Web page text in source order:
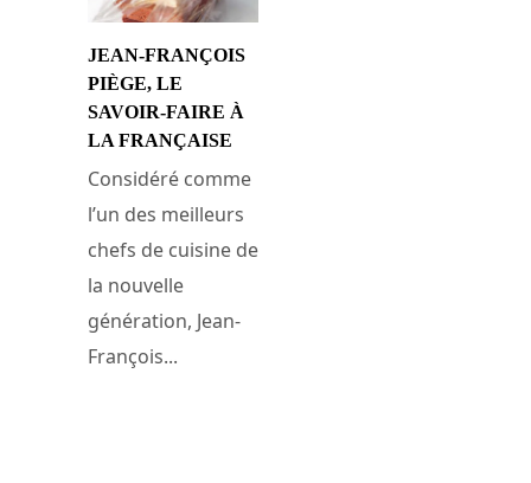
JEAN-FRANÇOIS
PIÈGE, LE
SAVOIR-FAIRE À
LA FRANÇAISE
Considéré comme
l’un des meilleurs
chefs de cuisine de
la nouvelle
génération, Jean-
François...